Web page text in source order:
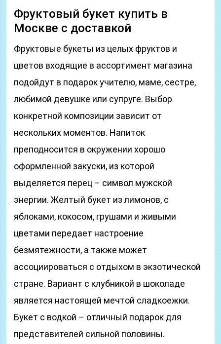
Фруктовый букет купить в
Москве с доставкой
Фруктовые букеты из целых фруктов и
цветов входящие в ассортимент магазина
подойдут в подарок учителю, маме, сестре,
любимой девушке или супруге. Выбор
конкретной композиции зависит от
нескольких моментов. Напиток
преподносится в окружении хорошо
оформленной закуски, из которой
выделяется перец – символ мужской
энергии. Желтый букет из лимонов, с
яблоками, кокосом, грушами и живыми
цветами передает настроение
безмятежности, а также может
ассоциироваться с отдыхом в экзотической
стране. Вариант с клубникой в шоколаде
является настоящей мечтой сладкоежки.
Букет с водкой – отличный подарок для
представителей сильной половины.